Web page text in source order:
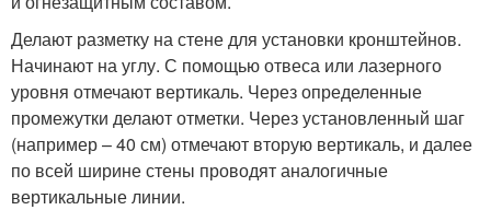
Делают разметку на стене для установки кронштейнов.
Начинают на углу. С помощью отвеса или лазерного
уровня отмечают вертикаль. Через определенные
промежутки делают отметки. Через установленный шаг
(например – 40 см) отмечают вторую вертикаль, и далее
по всей ширине стены проводят аналогичные
вертикальные линии.